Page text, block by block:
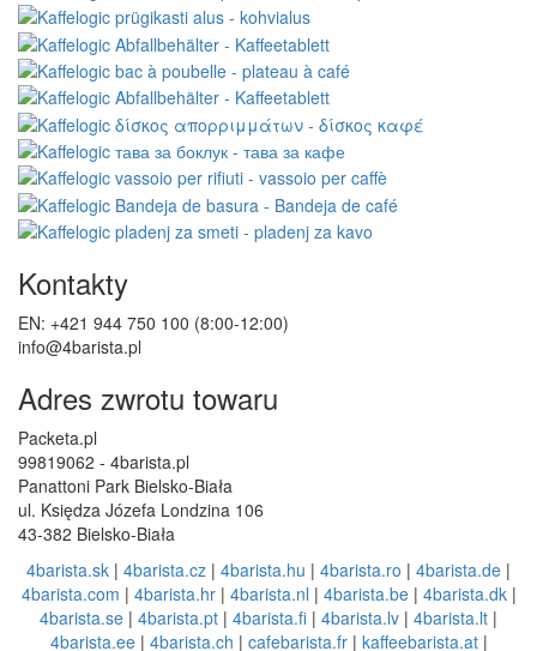
Kontakty
EN: +421 944 750 100 (8:00-12:00)
info@4barista.pl
Adres zwrotu towaru
Packeta.pl
99819062 - 4barista.pl
Panattoni Park Bielsko-Biała
ul. Księdza Józefa Londzina 106
43-382 Bielsko-Biała
4barista.sk | 4barista.cz | 4barista.hu | 4barista.ro | 4barista.de |
4barista.com | 4barista.hr| 4barista.nl | 4barista.be| 4barista.dk|
4barista.se | 4barista.pt | 4barista.fi | 4barista.lv | 4barista.lt |
4barista.ee| 4barista.ch | cafebarista.fr| kaffeebarista.at|